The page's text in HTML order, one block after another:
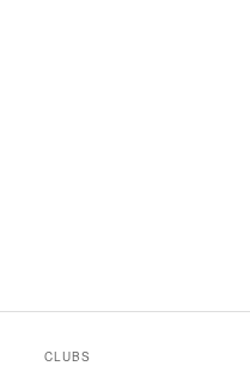
CLUBS